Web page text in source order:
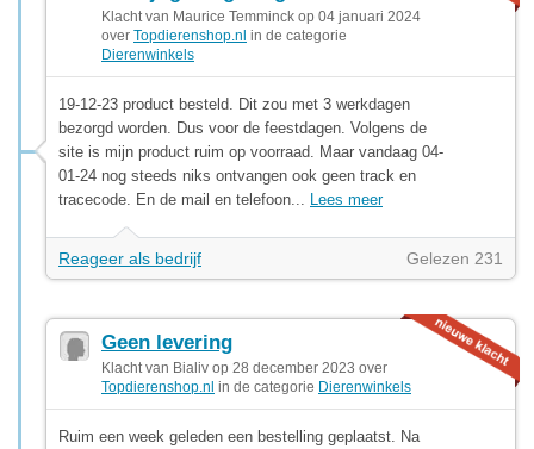
Klacht van Maurice Temminck op 04 januari 2024
over Topdierenshop.nl in de categorie
Dierenwinkels
19-12-23 product besteld. Dit zou met 3 werkdagen
bezorgd worden. Dus voor de feestdagen. Volgens de
site is mijn product ruim op voorraad. Maar vandaag 04-
01-24 nog steeds niks ontvangen ook geen track en
tracecode. En de mail en telefoon... Lees meer
Reageer als bedrijf Gelezen 231
Geen levering
Klacht van Bialiv op 28 december 2023 over
Topdierenshop.nl in de categorie Dierenwinkels
Ruim een week geleden een bestelling geplaatst. Na